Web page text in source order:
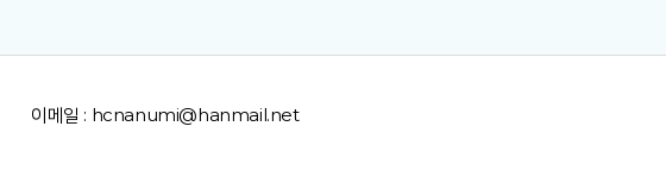
이메일 : hcnanumi@hanmail.net